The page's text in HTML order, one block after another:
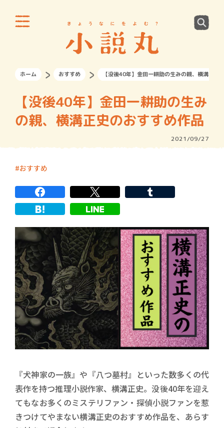
ホーム おすすめ 【没後40年】金田一耕助の生みの親、横溝正史
【没後40年】金田一耕助の生み
の親、横溝正史のおすすめ作品
2021/09/27
おすすめ
『犬神家の一族』や『八つ墓村』といった数多くの代
表作を持つ推理小説作家、横溝正史。没後40年を迎え
てもなお多くのミステリファン・探偵小説ファンを惹
きつけてやまない横溝正史のおすすめ作品を、あらす